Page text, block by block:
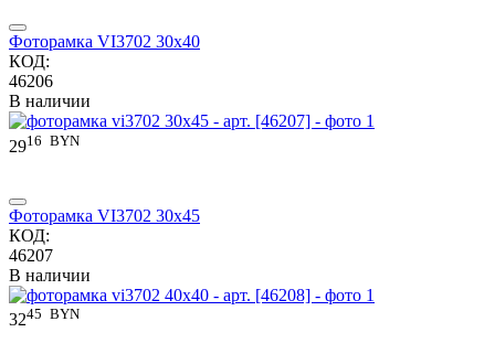
Фоторамка VI3702 30x40
КОД:
46206
В наличии
2916 BYN
Фоторамка VI3702 30x45
КОД:
46207
В наличии
3245 BYN